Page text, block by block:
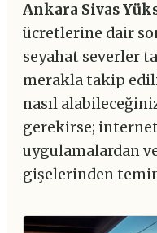
Ankara Sivas
ücretlerine dair
seyahat severler
merakla takip
nasıl
gerekirse;
uygulamalardan
gişelerinden